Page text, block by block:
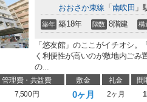
おおさか東線 「 南吹田 」
築年 築18年 階数 8階建 構
「悠友館」のここがイチオシ
く利便性が高いのが敷地内ごみ
の...
管理費・共益費 敷金 礼金 間
7,500円 0ヶ月 2ヶ月